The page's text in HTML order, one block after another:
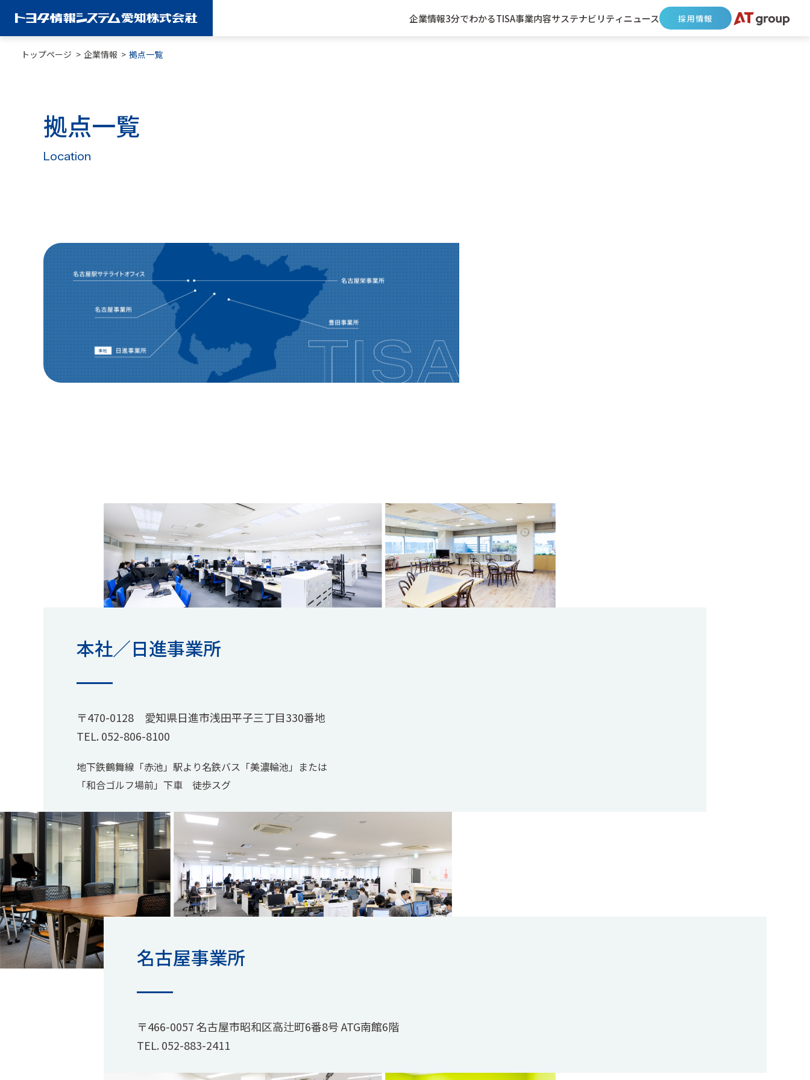
企業情報3分でわかるTISA事業内容サステナビリティニュース 採用情報
トップページ 企業情報 拠点一覧
拠点一覧
Location
本社／日進事業所
〒470-0128 愛知県日進市浅田平子三丁目330番地
TEL. 052-806-8100
地下鉄鶴舞線「赤池」駅より名鉄バス「美濃輪池」または
「和合ゴルフ場前」下車 徒歩スグ
名古屋事業所
〒466-0057 名古屋市昭和区高辻町6番8号 ATG南館6階
TEL. 052-883-2411